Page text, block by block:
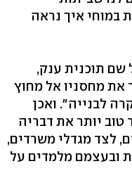
במוחי איך נראה
שם תוכנית ענק,
את מחסניו אל מחוץ
לבנייה". ואכן
טוב יותר את דבריה
לצד מגדלי משרדים,
ובעצמם מלמדים על